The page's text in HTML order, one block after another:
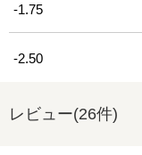
-1.75
-2.50
レビュー(26件)